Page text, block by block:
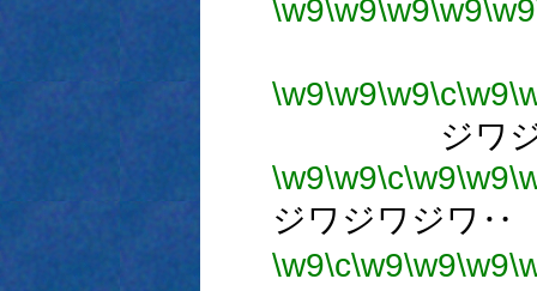
\w9\w9\w9\w9\w9
\w9\w9\w9\c\w9
ジワジ
\w9\w9\c\w9\w9
ジワジワジワ‥
\w9\c\w9\w9\w9